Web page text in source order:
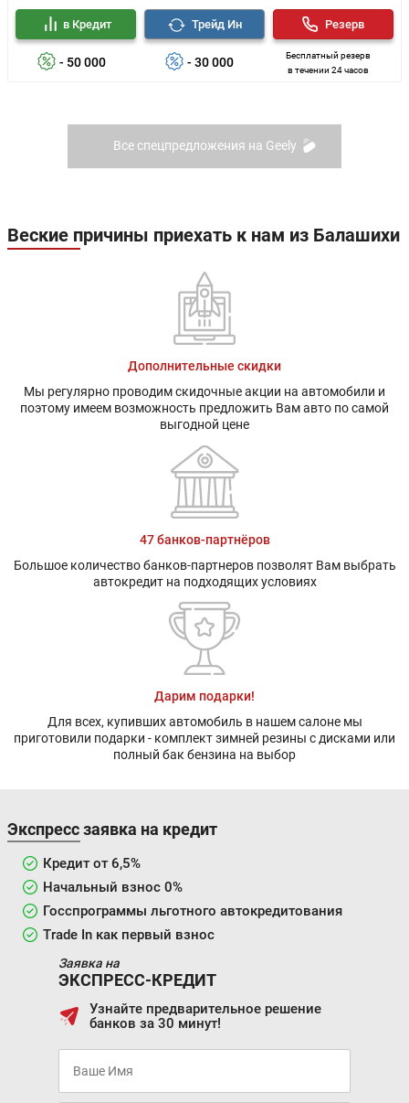
- 50 000
в Кредит
- 30 000
Трейд Ин
Бесплатный резерв
в течении 24 часов
Резерв
Все спецпредложения на Geely
Веские причины приехать к нам из Балашихи
Дополнительные скидки
Мы регулярно проводим скидочные акции на автомобили и
поэтому имеем возможность предложить Вам авто по самой
выгодной цене
47 банков-партнёров
Большое количество банков-партнеров позволят Вам выбрать
автокредит на подходящих условиях
Дарим подарки!
Для всех, купивших автомобиль в нашем салоне мы
приготовили подарки - комплект зимней резины с дисками или
полный бак бензина на выбор
Экспресс заявка на кредит
Кредит от 6,5%
Начальный взнос 0%
Госспрограммы льготного автокредитования
Trade In как первый взнос
Заявка на
ЭКСПРЕСС-КРЕДИТ
Узнайте предварительное решение
банков за 30 минут!